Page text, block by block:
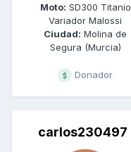
Moto: SD300 Titanio
Variador Malossi
Ciudad: Molina de
Segura (Murcia)
Donador
carlos230497